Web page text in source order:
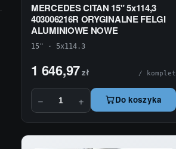
MERCEDES CITAN 15" 5x114,3
403006216R ORYGINALNE FELGI
ALUMINIOWE NOWE
15" · 5x114.3
1 646,97zł / komplet
− + Do koszyka